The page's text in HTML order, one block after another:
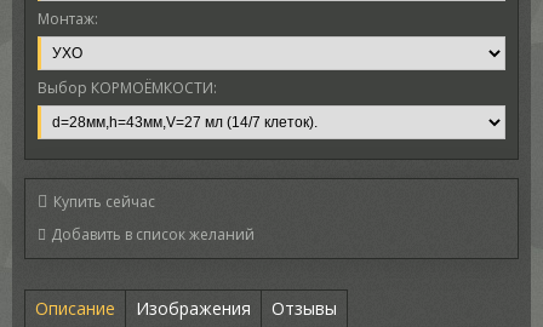
Монтаж:
Выбор КОРМОЁМКОСТИ:
Купить сейчас
Описание Изображения Отзывы